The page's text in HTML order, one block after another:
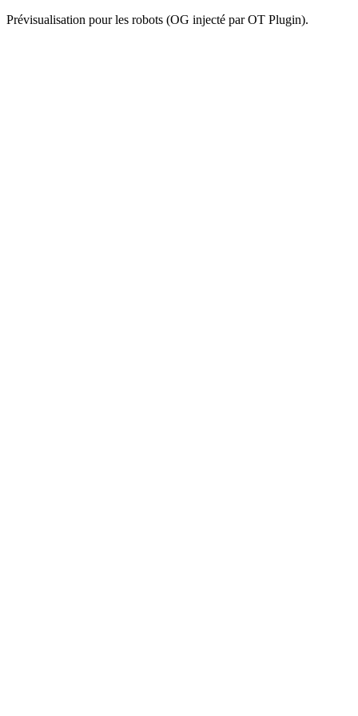
Prévisualisation pour les robots (OG injecté par OT Plugin).